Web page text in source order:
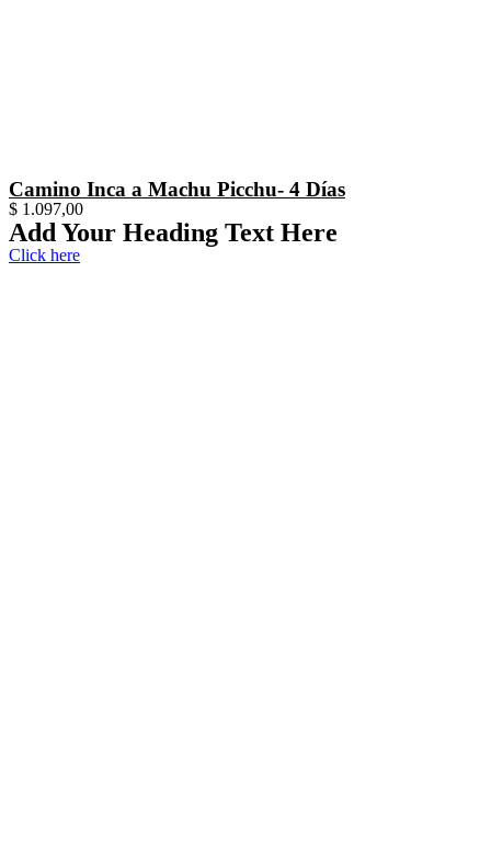
Camino Inca a Machu Picchu- 4 Días
$ 1.097,00
Add Your Heading Text Here
Click here